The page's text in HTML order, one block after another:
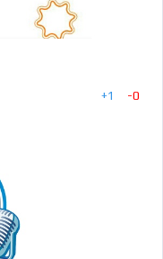
+1 -0